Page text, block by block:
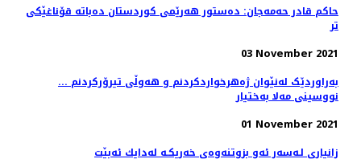
حاكم قادر حه‌مه‌جان: دەستور ھەرێمی كوردستان دەباتە قۆناغێكی
تر
03 November 2021
بەراوردێک لەنێوان ژەهرخواردکردنم و هەوڵی تیرۆرکردنم ...
نووسینی مەلا بەختیار
01 November 2021
زانیاری لـەسەر ئەو بزوتنەوەی خەریكـە لەدایك ئەبێت